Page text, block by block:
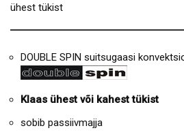
ühest tükist
DOUBLE SPIN suitsugaasi
Klaas ühest või kahest tükist
sobib passiivmajja